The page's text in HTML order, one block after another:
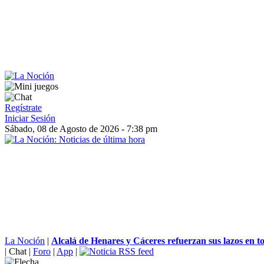
Regístrate
Iniciar Sesión
Sábado, 08 de Agosto de 2026 - 7:38 pm
La Noción | Alcalá de Henares y Cáceres refuerzan sus lazos en
| Chat | Foro | App |